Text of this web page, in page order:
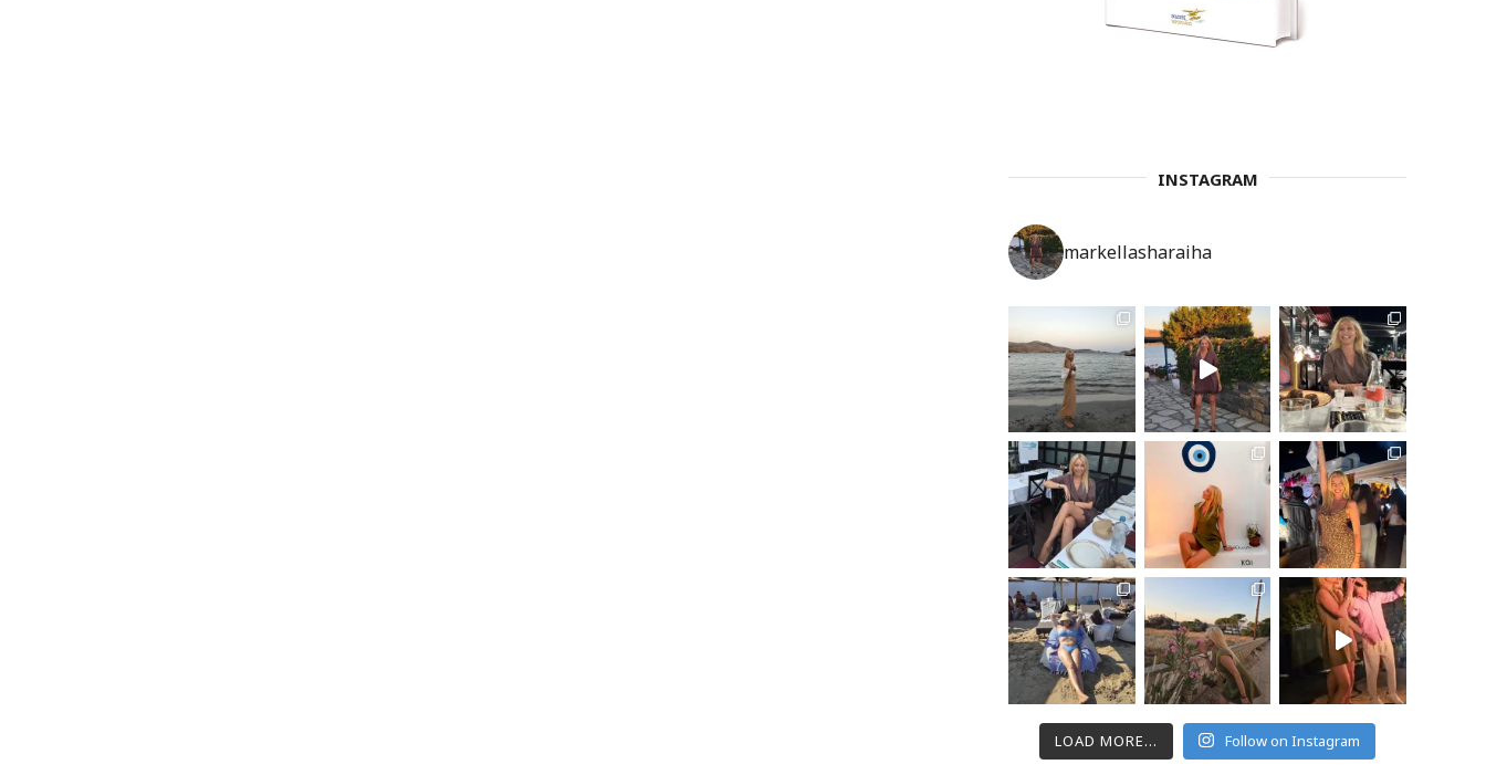
INSTAGRAM
markellasharaiha
LOAD MORE... Follow on Instagram